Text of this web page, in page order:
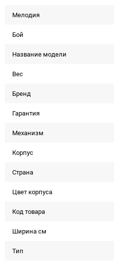
Мелодия
Бой
Название модели
Вес
Бренд
Гарантия
Механизм
Корпус
Страна
Цвет корпуса
Код товара
Ширина см
Тип